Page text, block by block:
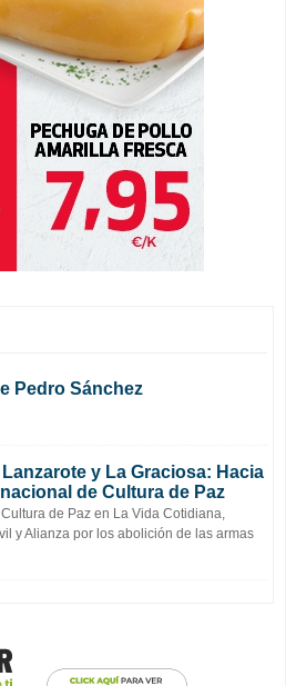
Pedro Sánchez
y La Graciosa: Hacia
de Cultura de Paz
de Paz en La Vida Cotidiana,
y Alianza por los abolición de las armas